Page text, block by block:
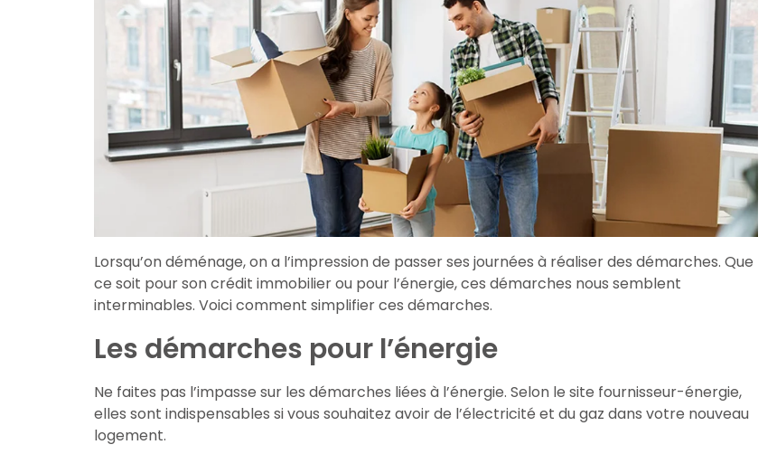
Lorsqu’on déménage, on a l’impression de passer ses journées à réaliser des démarches. Que
ce soit pour son crédit immobilier ou pour l’énergie, ces démarches nous semblent
interminables. Voici comment simplifier ces démarches.
Les démarches pour l’énergie
Ne faites pas l’impasse sur les démarches liées à l’énergie. Selon le site fournisseur-énergie,
elles sont indispensables si vous souhaitez avoir de l’électricité et du gaz dans votre nouveau
logement.